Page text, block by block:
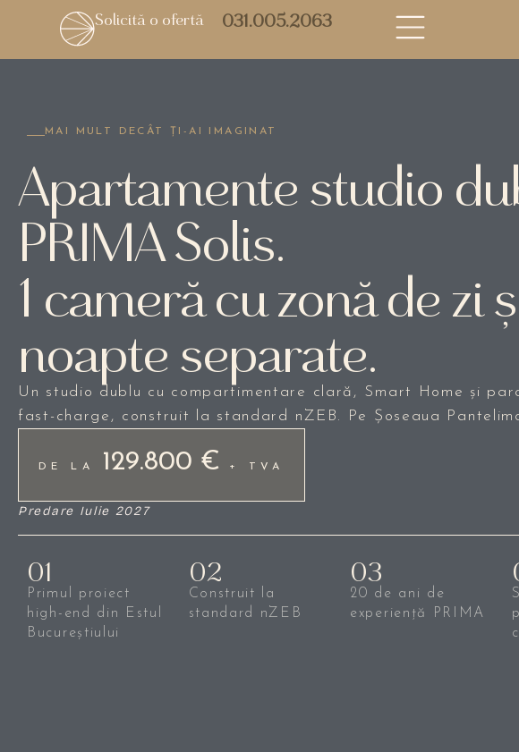
Solicită o ofertă 031.005.2063
MAI MULT DECÂT ȚI-AI IMAGINAT
Apartamente studio
PRIMA Solis.
1 cameră cu zonă de zi
noapte separate.
Un studio dublu cu compartimentare clară, Smart Home și
fast-charge, construit la standard nZEB. Pe Șoseaua
DE LA 129.800 € + TVA
Predare Iulie 2027
01
Primul proiect
high-end din Estul
Bucureștiului
02
Construit la
standard nZEB
03
20 de ani de
experiență PRIMA